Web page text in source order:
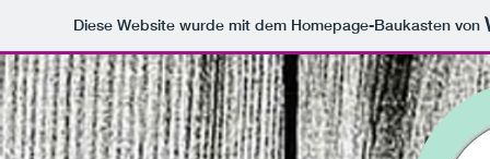
Diese Website wurde mit dem Homepage-Baukasten von